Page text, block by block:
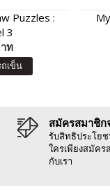
Puzzles :
3
ท
เข็น
สมัครสมาชิ
รับสิทธิประโย
ใครเพียงสมัค
กับเรา